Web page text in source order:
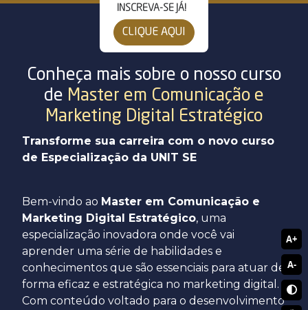
Transferência Externa
Reabertura de Matrícula
Unit Idiomas
Pernambuco
EAD
INSCREVA-SE JÁ!
CLIQUE AQUI
Conheça mais sobre o nosso curso
de Master em Comunicação e
Marketing Digital Estratégico
Transforme sua carreira com o novo curso
de Especialização da UNIT SE
Bem-vindo ao Master em Comunicação e
Marketing Digital Estratégico, uma
especialização inovadora onde você vai
aprender uma série de habilidades e
conhecimentos que são essenciais para atuar de
forma eficaz e estratégica no marketing digital.
Com conteúdo voltado para o desenvolvimento
A+
A-